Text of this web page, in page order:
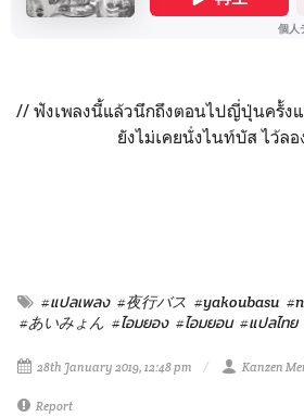
// ฟังเพลงนี้แล้วนึกถึงตอนไปญี่ปุ่นครั้งแ
ยังไม่เคยนั่งไนท์บัส ไว้ล
#แปลเพลง #夜行バス #yakoubasu
#あいみょん #ไอมยอง #ไอมยอน #แปลไทย
28th January 2019, 12:48 pm Kanzen
Report